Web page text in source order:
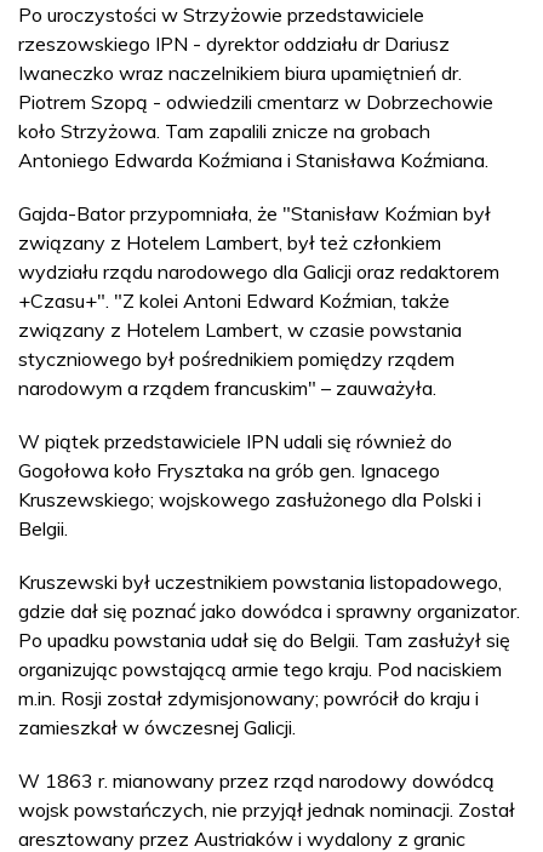
Po uroczystości w Strzyżowie przedstawiciele
rzeszowskiego IPN - dyrektor oddziału dr Dariusz
Iwaneczko wraz naczelnikiem biura upamiętnień dr.
Piotrem Szopą - odwiedzili cmentarz w Dobrzechowie
koło Strzyżowa. Tam zapalili znicze na grobach
Antoniego Edwarda Koźmiana i Stanisława Koźmiana.
Gajda-Bator przypomniała, że "Stanisław Koźmian był
związany z Hotelem Lambert, był też członkiem
wydziału rządu narodowego dla Galicji oraz redaktorem
+Czasu+". "Z kolei Antoni Edward Koźmian, także
związany z Hotelem Lambert, w czasie powstania
styczniowego był pośrednikiem pomiędzy rządem
narodowym a rządem francuskim" – zauważyła.
W piątek przedstawiciele IPN udali się również do
Gogołowa koło Frysztaka na grób gen. Ignacego
Kruszewskiego; wojskowego zasłużonego dla Polski i
Belgii.
Kruszewski był uczestnikiem powstania listopadowego,
gdzie dał się poznać jako dowódca i sprawny organizator.
Po upadku powstania udał się do Belgii. Tam zasłużył się
organizując powstającą armie tego kraju. Pod naciskiem
m.in. Rosji został zdymisjonowany; powrócił do kraju i
zamieszkał w ówczesnej Galicji.
W 1863 r. mianowany przez rząd narodowy dowódcą
wojsk powstańczych, nie przyjął jednak nominacji. Został
aresztowany przez Austriaków i wydalony z granic